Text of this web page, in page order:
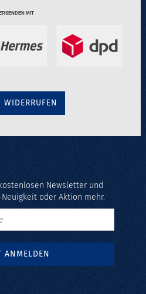
MIT
WIDERRUFEN
Newsletter und
oder Aktion mehr.